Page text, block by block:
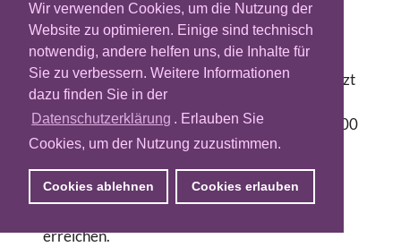
Wir verwenden Cookies, um die Nutzung der
Website zu optimieren. Einige sind technisch
notwendig, andere helfen uns, die Inhalte für
Sie zu verbessern. Weitere Informationen
dazu finden Sie in der
Datenschutzerklärung . Erlauben Sie
Cookies, um der Nutzung zuzustimmen.
Cookies ablehnen Cookies erlauben
eigenen Hobbys sollen dabei auch die Blog-
Beiträge, Freundschaftsverbindungen und
sogar Bilder von MySpace-Nutzern zur
Identifizierung spezifischer Zielgruppen genutzt
werden, meldet der Branchendienst Heise.
MySpace beschäftigt nach Kapurs Angaben 300
Mitarbeiter mit der Akquise von Anzeigen für
die neue Werbeplattform. Gerade kleineren
Unternehmen soll dabei ein besserer Weg
erreichen.